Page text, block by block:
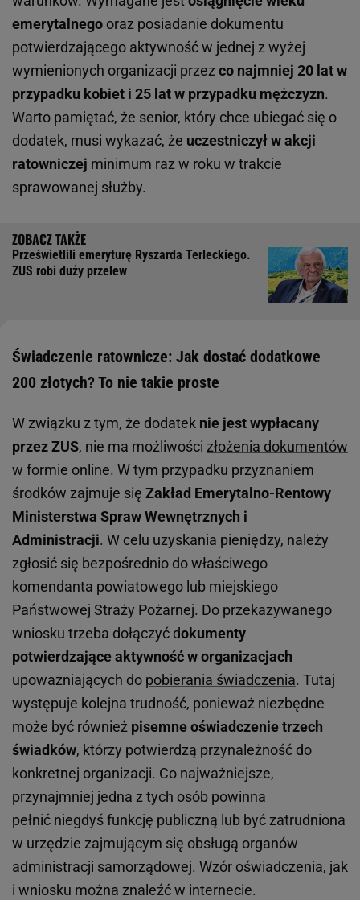
emerytalnego oraz posiadanie dokumentu
potwierdzającego aktywność w jednej z wyżej
wymienionych organizacji przezco najmniej 20 lat w
przypadku kobiet i 25 lat w przypadku mężczyzn.
Warto pamiętać, że senior, który chce ubiegać się o
dodatek, musi wykazać, że uczestniczył w akcji
ratowniczej minimum raz w roku w trakcie
sprawowanej służby.
Prześwietlili emeryturę Ryszarda Terleckiego.
ZUS robi duży przelew
Świadczenie ratownicze: Jak dostać dodatkowe
200 złotych? To nie takie proste
W związku z tym, że dodatek nie jest wypłacany
przez ZUS, nie ma możliwości złożenia dokumentów
w formie online. W tym przypadku przyznaniem
środków zajmuje się Zakład Emerytalno-Rentowy
Ministerstwa Spraw Wewnętrznych i
Administracji. W celu uzyskania pieniędzy, należy
zgłosić się bezpośrednio do właściwego
komendanta powiatowego lub miejskiego
Państwowej Straży Pożarnej. Do przekazywanego
wniosku trzeba dołączyć dokumenty
potwierdzające aktywność w organizacjach
upoważniających do pobierania świadczenia. Tutaj
występuje kolejna trudność, ponieważ niezbędne
może być również pisemne oświadczenie trzech
świadków, którzy potwierdzą przynależność do
konkretnej organizacji. Co najważniejsze,
przynajmniej jedna z tych osób powinna
pełnić niegdyś funkcję publiczną lub być zatrudniona
w urzędzie zajmującym się obsługą organów
administracji samorządowej. Wzór oświadczenia, jak
i wniosku można znaleźć w internecie.